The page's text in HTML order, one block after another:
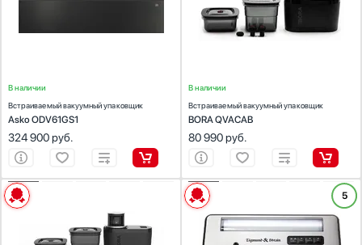
В наличии
Встраиваемый вакуумный упаковщик
Asko ODV61GS1
324 900руб.
Габариты (ВхШхГ), см:
14.2х23.9х12.4
В наличии
Встраиваемый вакуумный упаковщик
BORA QVACAB
80 990руб.
ХАРАКТЕРИСТИКИ
Тип установки:
встраиваемый
нержавеющая сталь
Габариты (ВхШхГ), см:
14.2х23.9х12.4
ХАРАКТЕРИСТИКИ
Тип установки:
соло
Цвет:
черный/нержавеющая сталь
Габариты (ВхШхГ), см:
13.9х46.6х19.5
5